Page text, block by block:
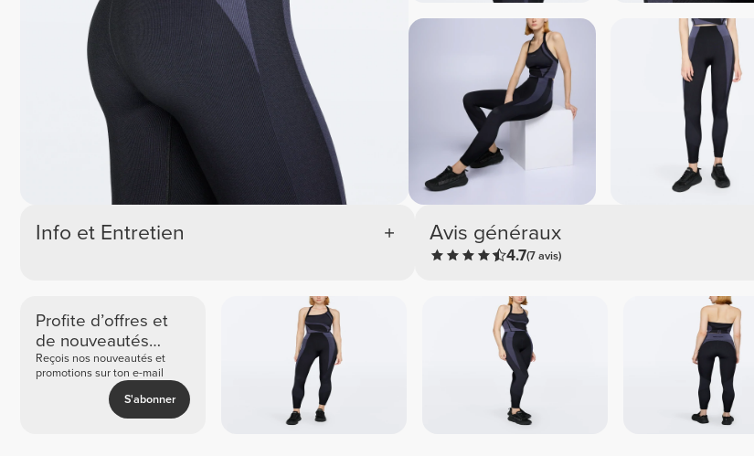
Info et Entretien Avis généraux
4.7(7 avis)
Profite d’offres et
de nouveautés
exclusives
Reçois nos nouveautés et
promotions sur ton e-mail
S'abonner